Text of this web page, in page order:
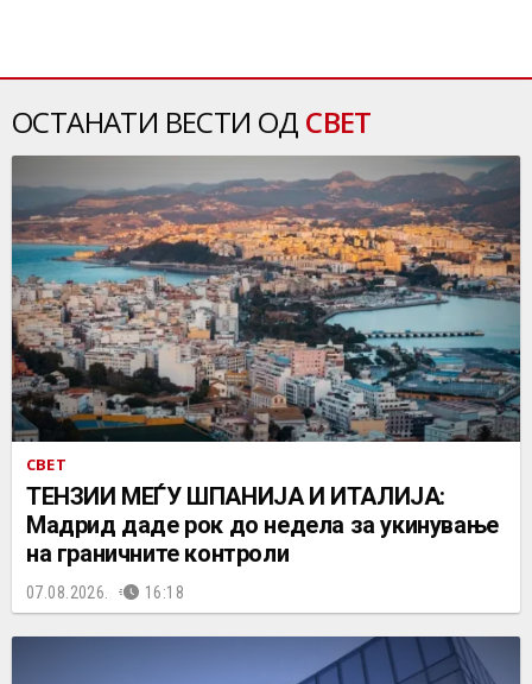
ОСТАНАТИ ВЕСТИ ОД СВЕТ
СВЕТ
ТЕНЗИИ МЕЃУ ШПАНИЈА И ИТАЛИЈА:
Мадрид даде рок до недела за укинување
на граничните контроли
07.08.2026. 16:18